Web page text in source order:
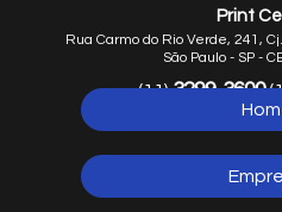
Print
Rua Carmo do Rio Verde, 241,
São Paulo - SP -
(11)3299-3600